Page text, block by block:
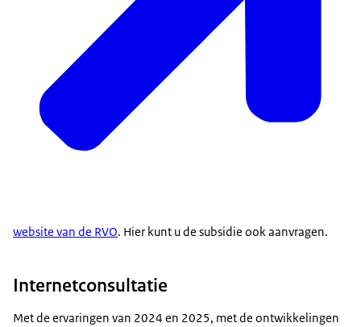
website van de RVO. Hier kunt u de subsidie ook aanvragen.
Internetconsultatie
Met de ervaringen van 2024 en 2025, met de ontwikkelingen